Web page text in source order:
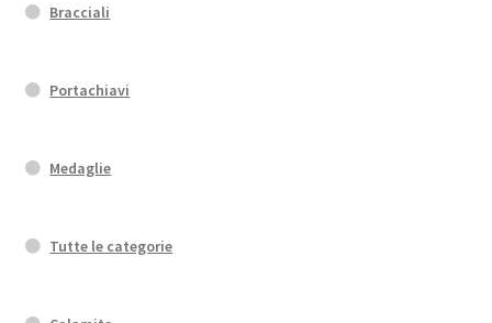
Bracciali
Portachiavi
Medaglie
Tutte le categorie